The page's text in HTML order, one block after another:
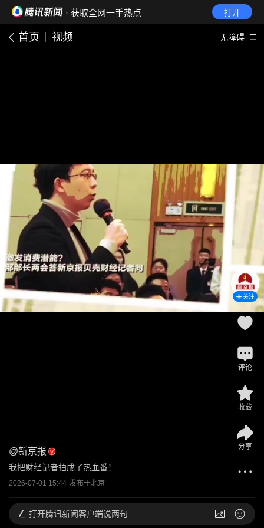
· 获取全网一手热点 打开
首页 视频 无障碍
@新京报
我把财经记者拍成了热血番！
2026-07-01 15:44 发布于北京
关注
评论
收藏
分享
打开腾讯新闻客户端说两句